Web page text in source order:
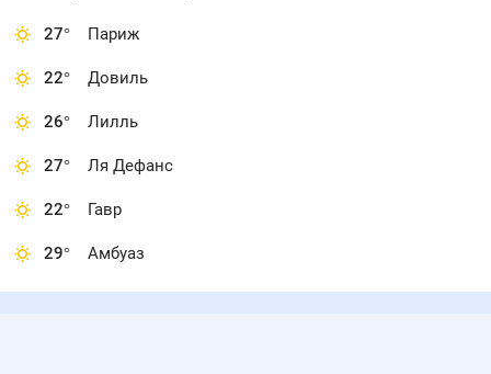
27° Париж
22° Довиль
26° Лилль
27° Ля Дефанс
22° Гавр
29° Амбуаз